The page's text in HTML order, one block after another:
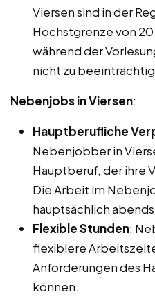
Viersen sind in der
Höchstgrenze von
während der
nicht zu
Nebenjobs in Viersen:
Hauptberufliche
Nebenjobber in
Hauptberuf, der ihre
Die Arbeit im
hauptsächlich
Flexible Stunden:
flexiblere
Anforderungen des
können.